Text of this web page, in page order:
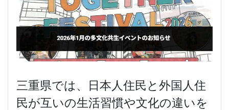
三重県では、日本人住民と外国人住
民が互いの生活習慣や文化の違いを